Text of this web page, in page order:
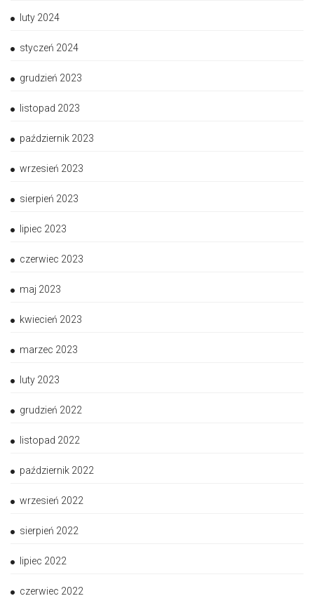
luty 2024
styczeń 2024
grudzień 2023
listopad 2023
październik 2023
wrzesień 2023
sierpień 2023
lipiec 2023
czerwiec 2023
maj 2023
kwiecień 2023
marzec 2023
luty 2023
grudzień 2022
listopad 2022
październik 2022
wrzesień 2022
sierpień 2022
lipiec 2022
czerwiec 2022